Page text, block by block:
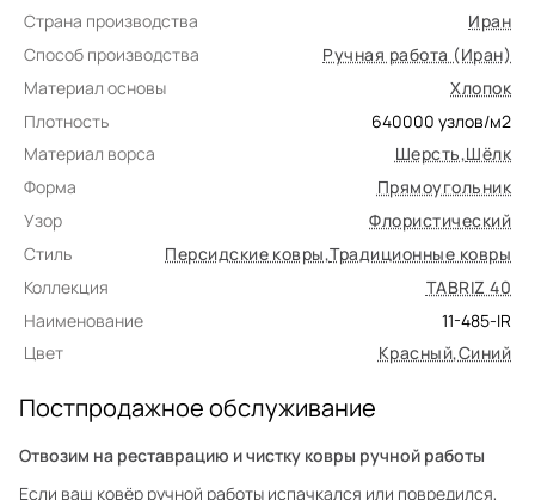
Страна производства
Иран
Способ производства
Ручная работа (Иран)
Материал основы
Хлопок
Плотность
640000 узлов/м2
Материал ворса
Шерсть,Шёлк
Форма
Прямоугольник
Узор
Флористический
Стиль
Персидские ковры,Традиционные ковры
Коллекция
TABRIZ 40
Наименование
11-485-IR
Цвет
Красный,Синий
Постпродажное обслуживание
Отвозим на реставрацию и чистку ковры ручной работы
Если ваш ковёр ручной работы испачкался или повредился,